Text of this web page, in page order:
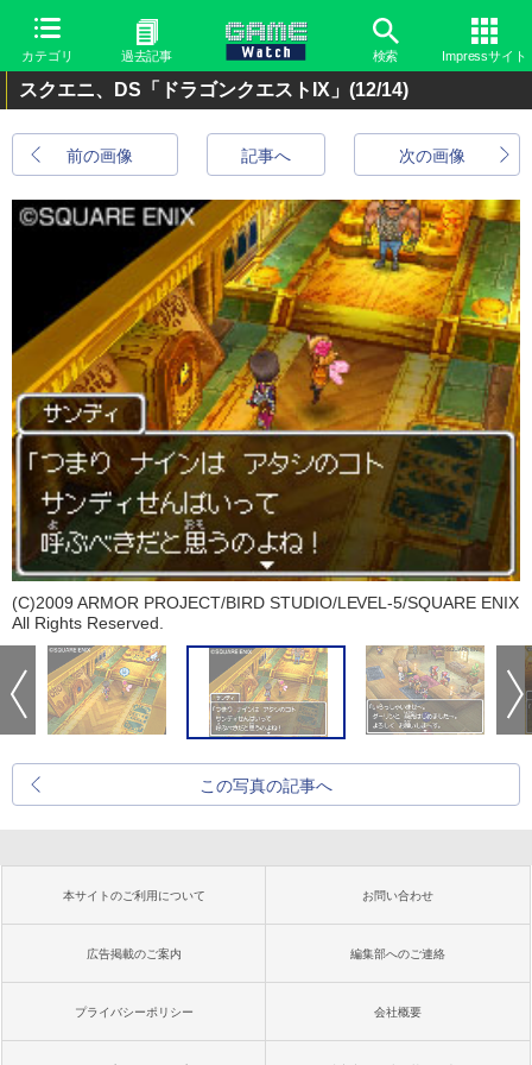
カテゴリ 過去記事 検索 Impressサイト
スクエニ、DS「ドラゴンクエストIX」 (12/14)
前の画像 次の画像
記事へ
(C)2009 ARMOR PROJECT/BIRD STUDIO/LEVEL-5/SQUARE ENIX
All Rights Reserved.
この写真の記事へ
本サイトのご利用について お問い合わせ
広告掲載のご案内 編集部へのご連絡
プライバシーポリシー 会社概要